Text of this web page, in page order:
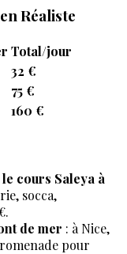
Réaliste
Total/jour
32 €
75 €
160 €
cours Saleya à
socca,
de mer : à Nice,
pour